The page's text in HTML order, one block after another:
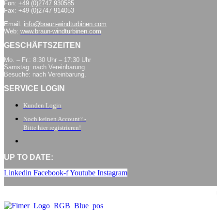
Fon: +49 (0)2747 930585
Fax: +49 (0)2747 914053
Email: info@braun-windturbinen.com
Web: www.braun-windturbinen.com
GESCHÄFTSZEITEN
Mo. – Fr.: 8:30 Uhr – 17:30 Uhr
Samstag: nach Vereinbarung.
Besuche: nach Vereinbarung.
SERVICE LOGIN
Kunden Login
Noch keinen Account? -
Bitte hier registrieren!
UP TO DATE:
Linkedin Facebook-fYoutube Instagram